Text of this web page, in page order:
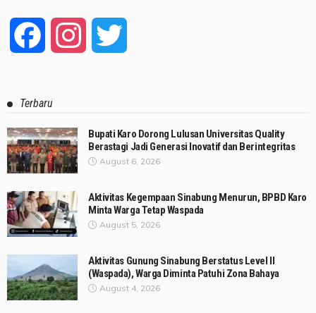
Facebook Instagram
Terbaru
Bupati Karo Dorong Lulusan Universitas Quality
Berastagi Jadi Generasi Inovatif dan Berintegritas
August 6, 2026
Aktivitas Kegempaan Sinabung Menurun, BPBD Karo
Minta Warga Tetap Waspada
August 5, 2026
Aktivitas Gunung Sinabung Berstatus Level II
(Waspada), Warga Diminta Patuhi Zona Bahaya
August 4, 2026